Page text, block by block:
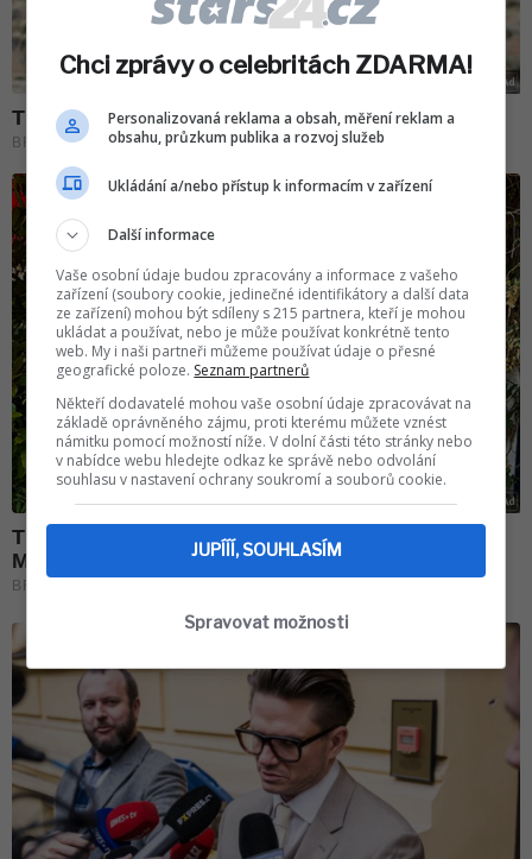
Chci zprávy o celebritách ZDARMA!
Personalizovaná reklama a obsah, měření reklam a
obsahu, průzkum publika a rozvoj služeb
Ukládání a/nebo přístup k informacím v zařízení
Další informace
Vaše osobní údaje budou zpracovány a informace z vašeho
zařízení (soubory cookie, jedinečné identifikátory a další data
ze zařízení) mohou být sdíleny s 215 partnera, kteří je mohou
ukládat a používat, nebo je může používat konkrétně tento
web. My i naši partneři můžeme používat údaje o přesné
geografické poloze. Seznam partnerů
Někteří dodavatelé mohou vaše osobní údaje zpracovávat na
základě oprávněného zájmu, proti kterému můžete vznést
námitku pomocí možností níže. V dolní části této stránky nebo
v nabídce webu hledejte odkaz ke správě nebo odvolání
souhlasu v nastavení ochrany soukromí a souborů cookie.
JUPÍÍÍ, SOUHLASÍM
Spravovat možnosti